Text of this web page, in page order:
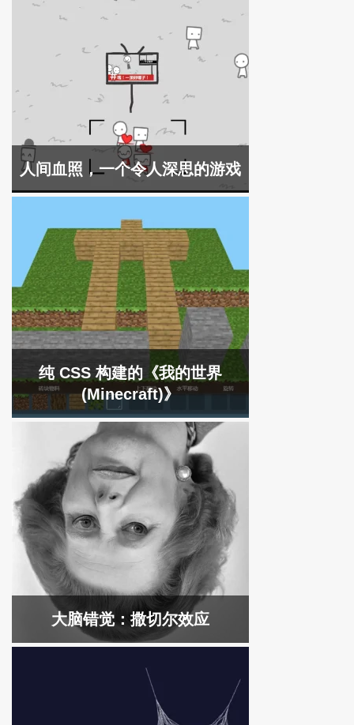
人间血照，一个令人深思的游戏
纯 CSS 构建的《我的世界
(Minecraft)》
大脑错觉：撒切尔效应